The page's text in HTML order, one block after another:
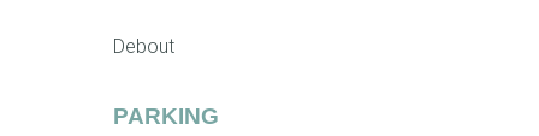
Debout
PARKING